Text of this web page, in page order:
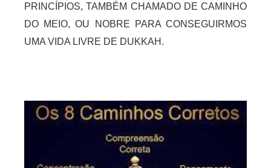
PRINCÍPIOS, TAMBÉM CHAMADO DE CAMINHO
DO MEIO, OU NOBRE PARA CONSEGUIRMOS
UMA VIDA LIVRE DE DUKKAH.